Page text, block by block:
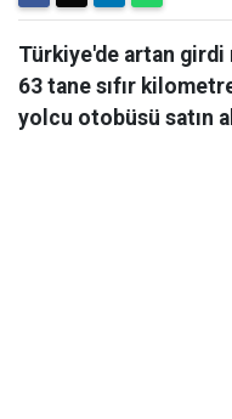
Türkiye'de artan
63 tane sıfır
yolcu otobüsü satın